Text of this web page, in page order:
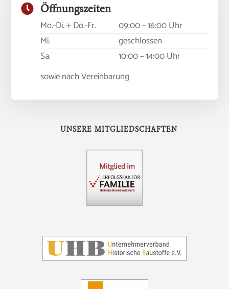
 Öffnungszeiten
Mo.-Di. + Do.-Fr.
09:00 – 16:00 Uhr
Mi.
geschlossen
Sa.
10:00 – 14:00 Uhr
sowie nach Vereinbarung
UNSERE MITGLIEDSCHAFTEN